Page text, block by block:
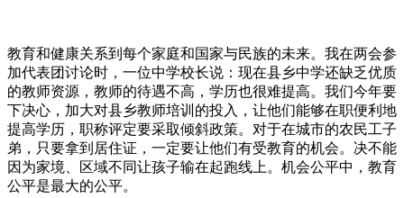
教育和健康关系到每个家庭和国家与民族的未来。我在两会参
加代表团讨论时，一位中学校长说：现在县乡中学还缺乏优质
的教师资源，教师的待遇不高，学历也很难提高。我们今年要
下决心，加大对县乡教师培训的投入，让他们能够在职便利地
提高学历，职称评定要采取倾斜政策。对于在城市的农民工子
弟，只要拿到居住证，一定要让他们有受教育的机会。决不能
因为家境、区域不同让孩子输在起跑线上。机会公平中，教育
公平是最大的公平。